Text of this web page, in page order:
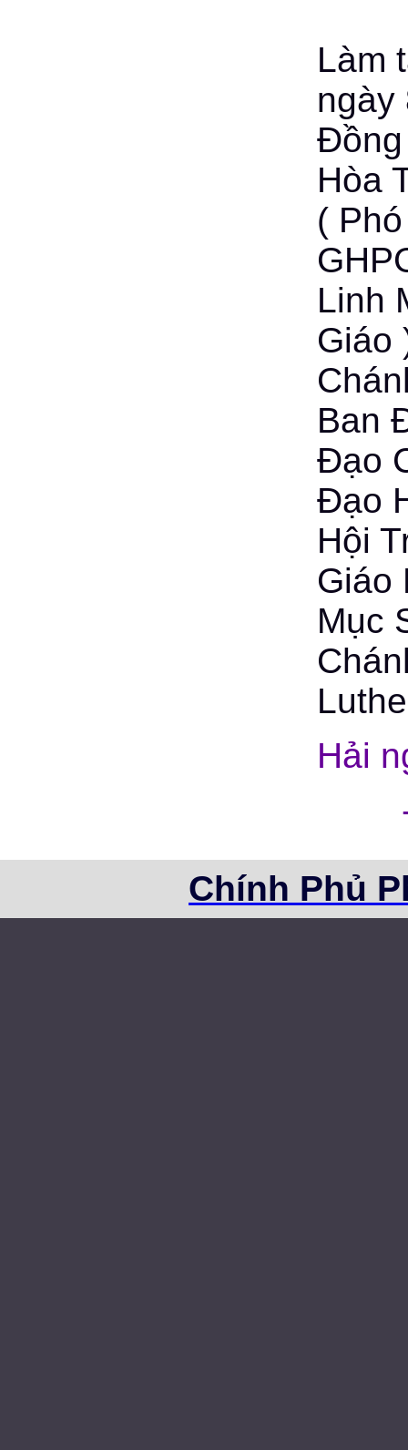
Làm
ngày
Hòa
(
Linh
Giáo
Ban
Đạo
Đạo
Hội
Giáo
Mục
Hải
Chính Phủ